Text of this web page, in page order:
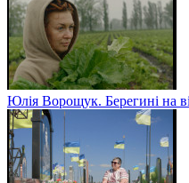
Юлія Ворощук. Берегині на